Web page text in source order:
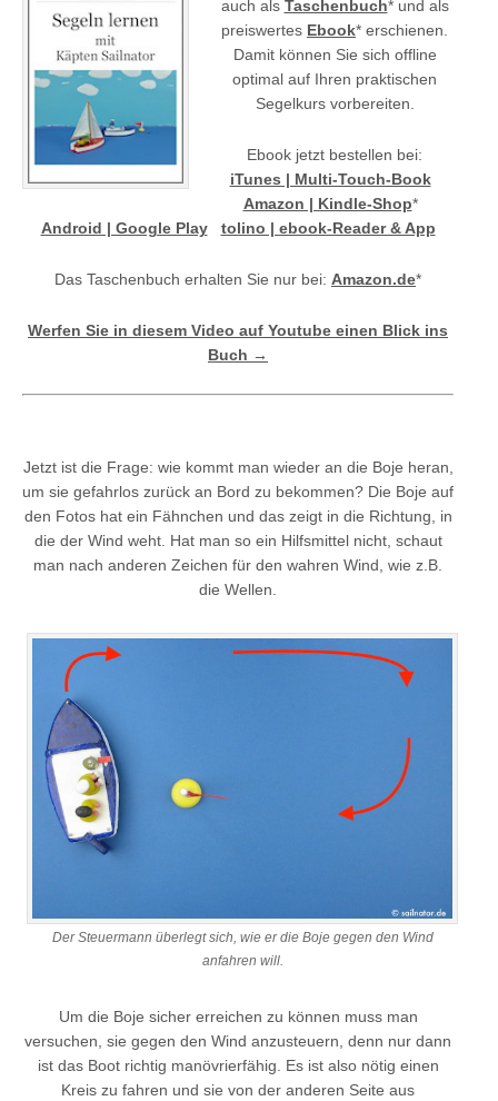
auch als Taschenbuch* und als
preiswertes Ebook* erschienen.
Damit können Sie sich offline
optimal auf Ihren praktischen
Segelkurs vorbereiten.
Ebook jetzt bestellen bei:
iTunes | Multi-Touch-Book
Amazon | Kindle-Shop*
Android | Google Play
tolino | ebook-Reader & App
Das Taschenbuch erhalten Sie nur bei: Amazon.de*
Werfen Sie in diesem Video auf Youtube einen Blick ins
Buch →
Jetzt ist die Frage: wie kommt man wieder an die Boje heran,
um sie gefahrlos zurück an Bord zu bekommen? Die Boje auf
den Fotos hat ein Fähnchen und das zeigt in die Richtung, in
die der Wind weht. Hat man so ein Hilfsmittel nicht, schaut
man nach anderen Zeichen für den wahren Wind, wie z.B.
die Wellen.
Der Steuermann überlegt sich, wie er die Boje gegen den Wind
anfahren will.
Um die Boje sicher erreichen zu können muss man
versuchen, sie gegen den Wind anzusteuern, denn nur dann
ist das Boot richtig manövrierfähig. Es ist also nötig einen
Kreis zu fahren und sie von der anderen Seite aus